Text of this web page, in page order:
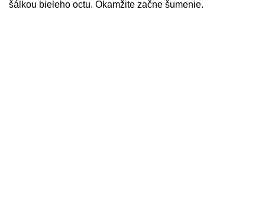
šálkou bieleho octu. Okamžite začne šumenie.